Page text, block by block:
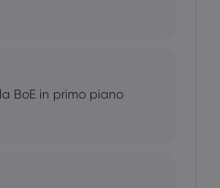
BoE in primo piano